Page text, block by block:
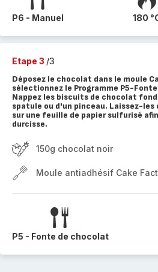
P6 - Manuel 180
Etape 3 /3
Déposez le chocolat dans le moule
sélectionnez le Programme P5-
Nappez les biscuits de chocolat
spatule ou d'un pinceau. Laissez-
sur une feuille de papier sulfurisé
durcisse.
150g chocolat noir
Moule antiadhésif Cake
P5 - Fonte de chocolat